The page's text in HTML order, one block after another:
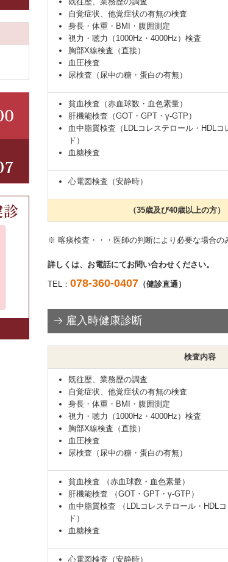
自覚症状、他覚症状の有無の検査
身長・体重・BMI・腹囲測定
視力・聴力（1000Hz・4000Hz）検査
胸部X線検査（直接）
血圧検査
尿検査（尿中の糖・蛋白の有無）
貧血検査（赤血球数・血色素量）
肝機能検査（GOT・GPT・γ-GTP）
血中脂質検査（LDLコレステロール・HDL
ド）
血糖検査
心電図検査（安静時）
（35歳及び40歳以上
※ 喀痰検査・・・医師の判断により必要な場合の
詳しくは、お電話にてお問い合わせください。
TEL： 078-360-0407 （健診直通）
雇入時健康診断
検査内容
既往歴、業務歴の調査
自覚症状、他覚症状の有無の検査
身長・体重・BMI・腹囲測定
視力・聴力（1000Hz・4000Hz）検査
胸部X線検査（直接）
血圧検査
尿検査（尿中の糖・蛋白の有無）
貧血検査 （赤血球数・血色素量）
肝機能検査 （GOT・GPT・γ-GTP）
血中脂質検査 （LDLコレステロール・HDL
ド）
血糖検査
心電図検査（安静時）